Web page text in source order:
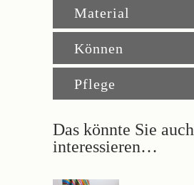
Meer
quantity
Material
Können
Pflege
Das könnte Sie auch
interessieren…